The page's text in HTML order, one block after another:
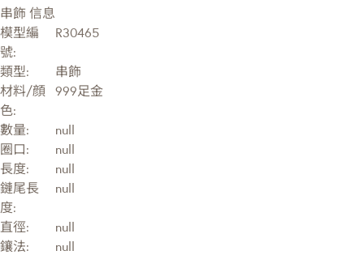
串飾 信息
模型編
號:
R30465
類型:
串飾
材料/顔
色:
999足金
數量:
null
圈口:
null
長度:
null
鏈尾長
度:
null
直徑:
null
鑲法:
null